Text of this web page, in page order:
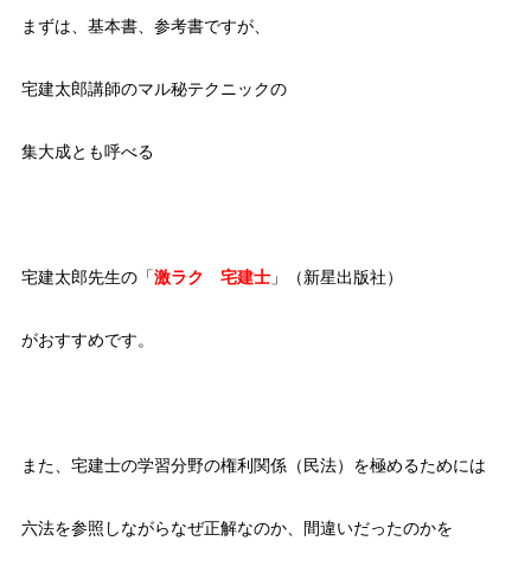
まずは、基本書、参考書ですが、
宅建太郎講師のマル秘テクニックの
集大成とも呼べる
宅建太郎先生の「激ラク 宅建士」（新星出版社）
がおすすめです。
また、宅建士の学習分野の権利関係（民法）を極めるためには
六法を参照しながらなぜ正解なのか、間違いだったのかを